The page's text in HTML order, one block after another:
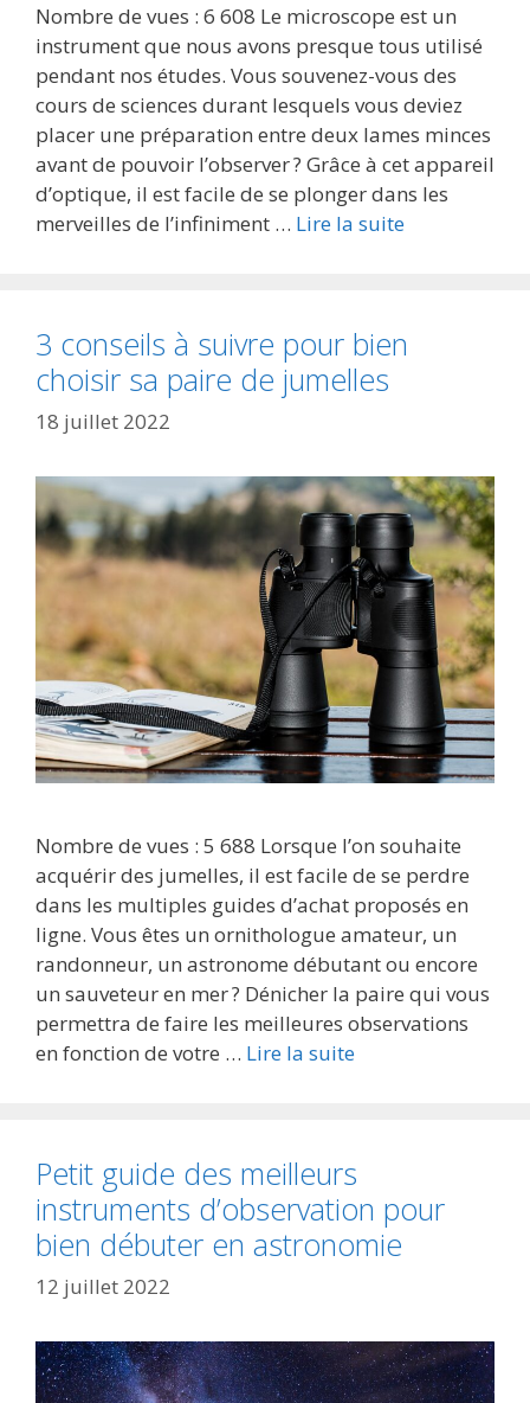
Nombre de vues : 6 608 Le microscope est un
instrument que nous avons presque tous utilisé
pendant nos études. Vous souvenez-vous des
cours de sciences durant lesquels vous deviez
placer une préparation entre deux lames minces
avant de pouvoir l’observer ? Grâce à cet appareil
d’optique, il est facile de se plonger dans les
merveilles de l’infiniment … Lire la suite
3 conseils à suivre pour bien
choisir sa paire de jumelles
18 juillet 2022
Nombre de vues : 5 688 Lorsque l’on souhaite
acquérir des jumelles, il est facile de se perdre
dans les multiples guides d’achat proposés en
ligne. Vous êtes un ornithologue amateur, un
randonneur, un astronome débutant ou encore
un sauveteur en mer ? Dénicher la paire qui vous
permettra de faire les meilleures observations
en fonction de votre … Lire la suite
Petit guide des meilleurs
instruments d’observation pour
bien débuter en astronomie
12 juillet 2022